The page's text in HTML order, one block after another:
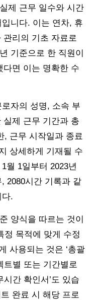
제 근무 일수와 시간
니다. 이는 연차, 휴
리의 기초 자료로
기준으로 한 직원이
다면 이는 명확한 수
자의 성명, 소속 부
제 근무 기간과 총
, 근무 시작일과 종료
상세하게 기재될 수
월 1일부터 2023년
2080시간 기록과 같
다.
양식을 따르는 것이
정 목적에 맞게 수정
사용되는 것은 ‘총괄
트별 또는 기간별로
시간 확인서’도 있습
완료 시 해당 프로